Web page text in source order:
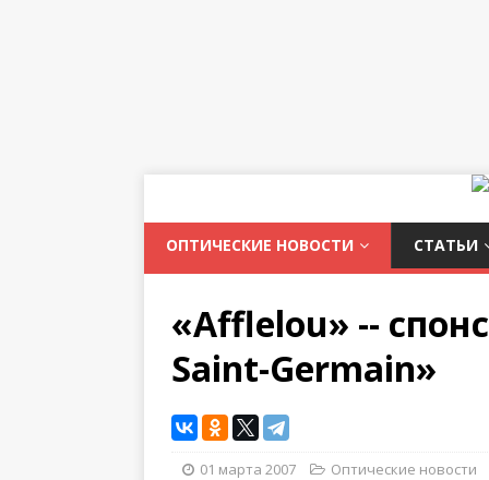
ОПТИЧЕСКИЕ НОВОСТИ СТАТЬИ
«Afflelou» --
Saint-Germain»
01 марта 2007 Оптические новости